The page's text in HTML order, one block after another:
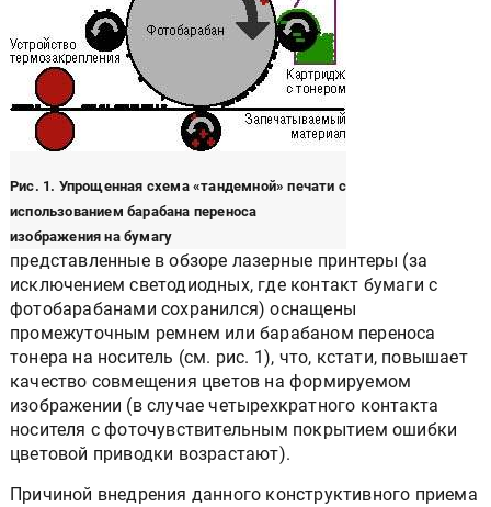
Рис. 1. Упрощенная схема «тандемной» печати с
использованием барабана переноса
изображения на бумагу
представленные в обзоре лазерные принтеры (за
исключением светодиодных, где контакт бумаги с
фотобарабанами сохранился) оснащены
промежуточным ремнем или барабаном переноса
тонера на носитель (см. рис. 1), что, кстати, повышает
качество совмещения цветов на формируемом
изображении (в случае четырехкратного контакта
носителя с фоточувствительным покрытием ошибки
цветовой приводки возрастают).
Причиной внедрения данного конструктивного приема